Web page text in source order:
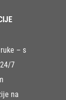
– s
7
na